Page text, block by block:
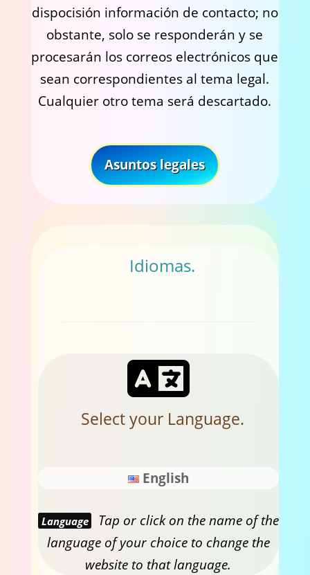
dispocisión información de contacto; no
obstante, solo se responderán y se
procesarán los correos electrónicos que
sean correspondientes al tema legal.
Cualquier otro tema será descartado.
Asuntos legales
Idiomas.
Select your Language.
English
Language
Tap or click on the name of the
language of your choice to change the
website to that language.